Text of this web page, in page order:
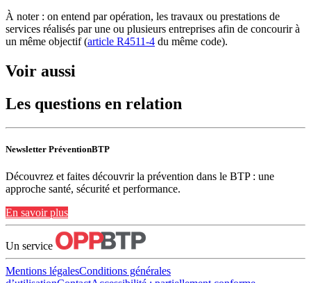
À noter : on entend par opération, les travaux ou prestations de
services réalisés par une ou plusieurs entreprises afin de concourir à
un même objectif (article R4511-4 du même code).
Voir aussi
Les questions en relation
Newsletter PréventionBTP
Découvrez et faites découvrir la prévention dans le BTP : une
approche santé, sécurité et performance.
En savoir plus
Un service
Mentions légalesConditions générales